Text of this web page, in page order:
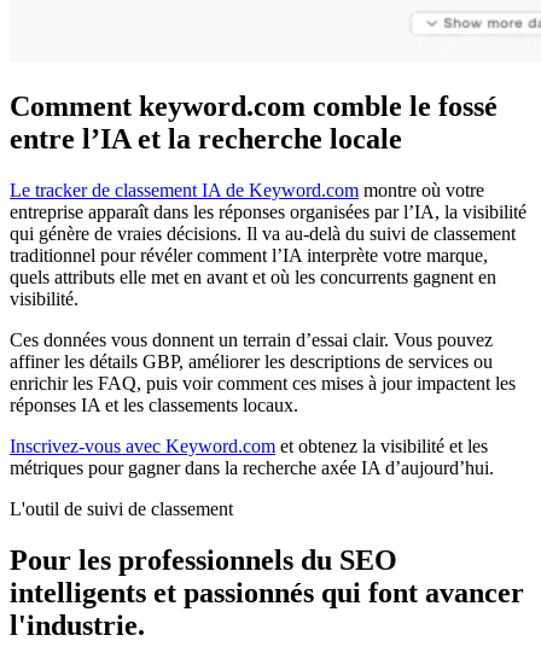
Comment keyword.com comble le fossé
entre l’IA et la recherche locale
Le tracker de classement IA de Keyword.com montre où votre
entreprise apparaît dans les réponses organisées par l’IA, la visibilité
qui génère de vraies décisions. Il va au-delà du suivi de classement
traditionnel pour révéler comment l’IA interprète votre marque,
quels attributs elle met en avant et où les concurrents gagnent en
visibilité.
Ces données vous donnent un terrain d’essai clair. Vous pouvez
affiner les détails GBP, améliorer les descriptions de services ou
enrichir les FAQ, puis voir comment ces mises à jour impactent les
réponses IA et les classements locaux.
Inscrivez-vous avec Keyword.com et obtenez la visibilité et les
métriques pour gagner dans la recherche axée IA d’aujourd’hui.
L'outil de suivi de classement
Pour les professionnels du SEO
intelligents et passionnés qui font avancer
l'industrie.